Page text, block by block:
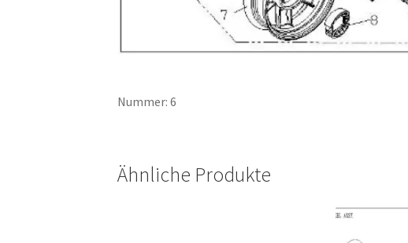
Nummer: 6
Ähnliche Produkte